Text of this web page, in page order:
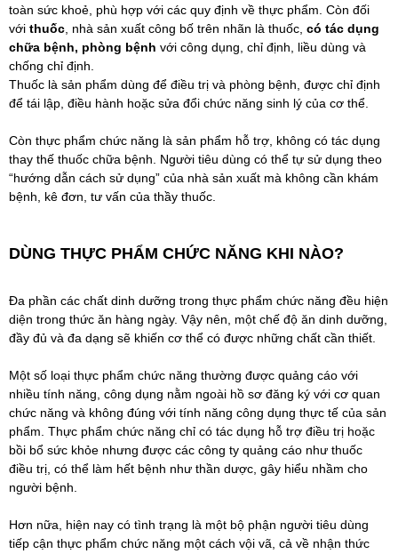
toàn sức khoẻ, phù hợp với các quy định về thực phẩm. Còn đối
với thuốc, nhà sản xuất công bố trên nhãn là thuốc, có tác dụng
chữa bệnh, phòng bệnh với công dụng, chỉ định, liều dùng và
chống chỉ định.
Thuốc là sản phẩm dùng để điều trị và phòng bệnh, được chỉ định
để tái lập, điều hành hoặc sửa đổi chức năng sinh lý của cơ thể.
Còn thực phẩm chức năng là sản phẩm hỗ trợ, không có tác dụng
thay thế thuốc chữa bệnh. Người tiêu dùng có thể tự sử dụng theo
“hướng dẫn cách sử dụng” của nhà sản xuất mà không cần khám
bệnh, kê đơn, tư vấn của thầy thuốc.
DÙNG THỰC PHẨM CHỨC NĂNG KHI NÀO?
Đa phần các chất dinh dưỡng trong thực phẩm chức năng đều hiện
diện trong thức ăn hàng ngày. Vậy nên, một chế độ ăn dinh dưỡng,
đầy đủ và đa dạng sẽ khiến cơ thể có được những chất cần thiết.
Một số loại thực phẩm chức năng thường được quảng cáo với
nhiều tính năng, công dụng nằm ngoài hồ sơ đăng ký với cơ quan
chức năng và không đúng với tính năng công dụng thực tế của sản
phẩm. Thực phẩm chức năng chỉ có tác dụng hỗ trợ điều trị hoặc
bồi bổ sức khỏe nhưng được các công ty quảng cáo như thuốc
điều trị, có thể làm hết bệnh như thần dược, gây hiểu nhầm cho
người bệnh.
Hơn nữa, hiện nay có tình trạng là một bộ phận người tiêu dùng
tiếp cận thực phẩm chức năng một cách vội vã, cả về nhận thức